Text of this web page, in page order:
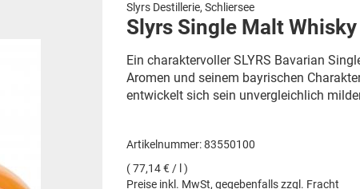
Slyrs Destillerie, Schliersee
Slyrs Single Malt
Ein charaktervoller SLYRS Bavarian
Aromen und seinem bayrischen
entwickelt sich sein unvergleichlich
Artikelnummer: 83550100
( 77,14 € / l )
Preise inkl. MwSt, gegebenfalls zzgl. Fracht